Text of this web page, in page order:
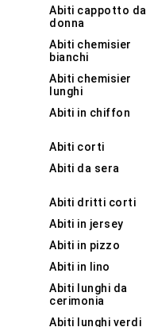
JEANS
MAGLIERIA
PANTALONI
TAILLEUR
TOP E T-SHIRT
Abiti cappotto da
donna
Abiti chemisier
bianchi
Abiti chemisier
lunghi
Abiti in chiffon
Abiti corti
Abiti da sera
Abiti dritti corti
Abiti in jersey
Abiti in pizzo
Abiti in lino
Abiti lunghi da
cerimonia
Abiti lunghi verdi